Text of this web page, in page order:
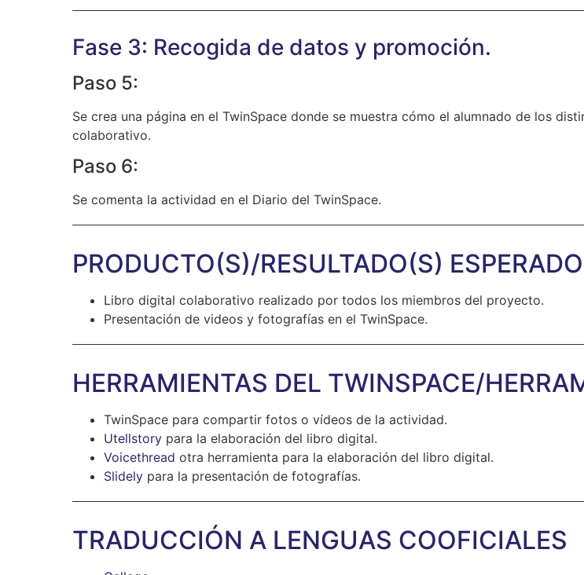
Fase 3: Recogida de datos y promoción.
Paso 5:
Se crea una página en el TwinSpace donde se muestra cómo el alumnado de los
colaborativo.
Paso 6:
Se comenta la actividad en el Diario del TwinSpace.
PRODUCTO(S)/RESULTADO(S)
Libro digital colaborativo realizado por todos los miembros del proyecto.
Presentación de videos y fotografías en el TwinSpace.
HERRAMIENTAS DEL TWINSPACE/
TwinSpace para compartir fotos o vídeos de la actividad.
Utellstory para la elaboración del libro digital.
Voicethread otra herramienta para la elaboración del libro digital.
Slidely para la presentación de fotografías.
TRADUCCIÓN A LENGUAS COOFICIALES